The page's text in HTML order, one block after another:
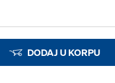
DODAJ U KORPU